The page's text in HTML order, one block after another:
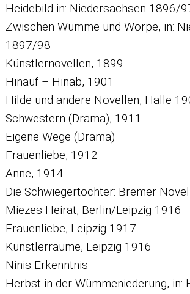
Heidebild in: Niedersachsen 1896/
Zwischen Wümme und Wörpe, in:
1897/98
Künstlernovellen, 1899
Hinauf – Hinab, 1901
Hilde und andere Novellen, Halle
Schwestern (Drama), 1911
Eigene Wege (Drama)
Frauenliebe, 1912
Anne, 1914
Die Schwiegertochter: Bremer
Miezes Heirat, Berlin/Leipzig 1916
Frauenliebe, Leipzig 1917
Künstlerräume, Leipzig 1916
Ninis Erkenntnis
Herbst in der Wümmeniederung, in: